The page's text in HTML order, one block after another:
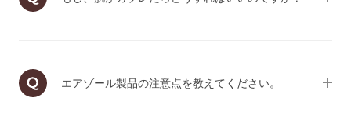
エアゾール製品の注意点を教えてください。